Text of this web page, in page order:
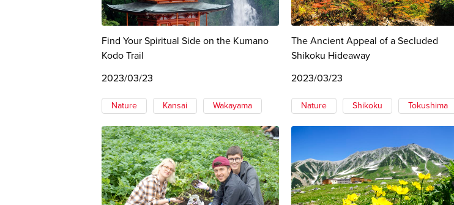
Find Your Spiritual Side on the Kumano
Kodo Trail
2023/03/23
Nature Kansai Wakayama
The Ancient Appeal of a Secluded
Shikoku Hideaway
2023/03/23
Nature Shikoku Tokushima